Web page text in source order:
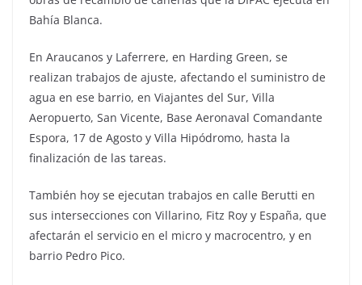
Bahía Blanca.
En Araucanos y Laferrere, en Harding Green, se
realizan trabajos de ajuste, afectando el suministro de
agua en ese barrio, en Viajantes del Sur, Villa
Aeropuerto, San Vicente, Base Aeronaval Comandante
Espora, 17 de Agosto y Villa Hipódromo, hasta la
finalización de las tareas.
También hoy se ejecutan trabajos en calle Berutti en
sus intersecciones con Villarino, Fitz Roy y España, que
afectarán el servicio en el micro y macrocentro, y en
barrio Pedro Pico.